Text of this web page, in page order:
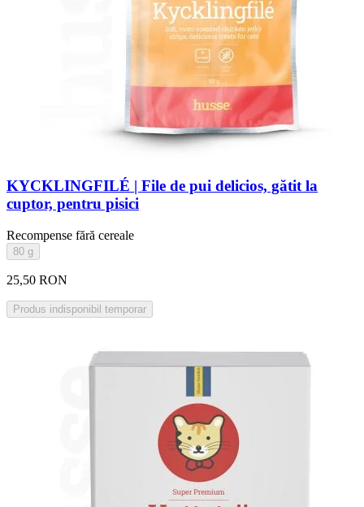
KYCKLINGFILÉ | File de pui delicios, gătit la
cuptor, pentru pisici
Recompense fără cereale
80 g
25,50 RON
Produs indisponibil temporar